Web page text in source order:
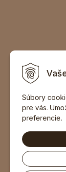
Súbory
pre vás.
preferencie.